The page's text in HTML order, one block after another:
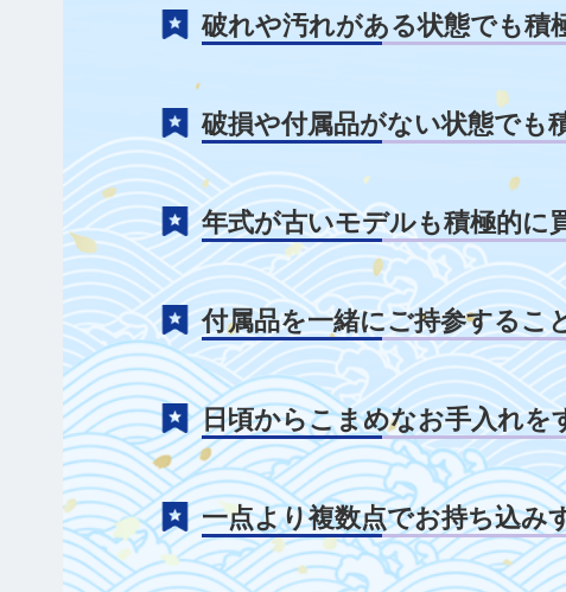
破れや汚れがある状態でも積
破損や付属品がない状態でも
年式が古いモデルも積極的に
付属品を一緒にご持参するこ
日頃からこまめなお手入れ
一点より複数点でお持ち込み